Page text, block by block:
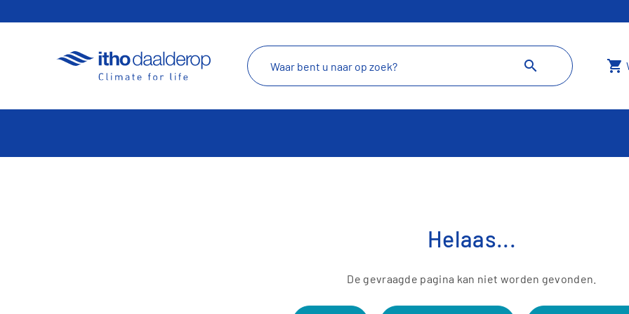
search shopping_cart
Helaas...
De gevraagde pagina kan niet worden gevonden.